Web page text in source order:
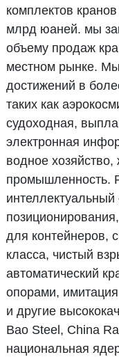
комплектов
млрд юаней. мы
объему продаж
местном рынке.
достижений в
таких как
судоходная,
электронная
водное
промышленность.
интеллектуальный
для контейнеров,
класса, чистый
автоматический
опорами, имитация
и другие
Bao Steel, China
национальная